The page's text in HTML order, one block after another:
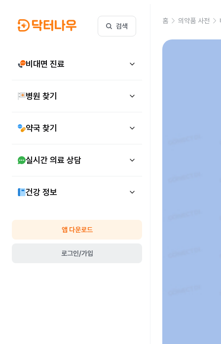
검색
비대면 진료
병원 찾기
약국 찾기
실시간 의료 상담
건강 정보
앱 다운로드
로그인/가입
홈 의약품 사전